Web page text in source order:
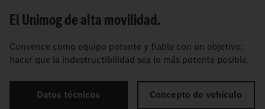
El Unimog de alta movilidad.
Convence como equipo potente y fiable con un objetivo:
hacer que la indestructibilidad sea lo más potente posible.
Datos técnicos Concepto de vehículo